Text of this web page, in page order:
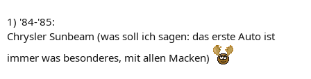
1) '84-'85:
Chrysler Sunbeam (was soll ich sagen: das erste Auto ist
immer was besonderes, mit allen Macken)